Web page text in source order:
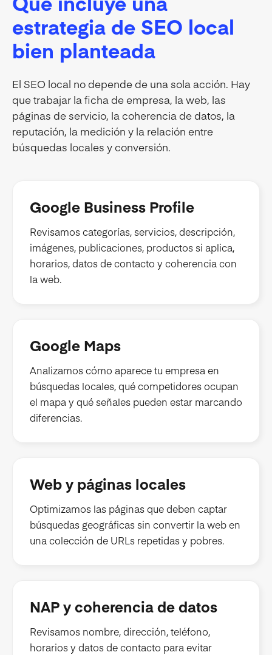
estrategia de SEO local
bien planteada
El SEO local no depende de una sola acción. Hay
que trabajar la ficha de empresa, la web, las
páginas de servicio, la coherencia de datos, la
reputación, la medición y la relación entre
búsquedas locales y conversión.
Google Business Profile
Revisamos categorías, servicios, descripción,
imágenes, publicaciones, productos si aplica,
horarios, datos de contacto y coherencia con
la web.
Google Maps
Analizamos cómo aparece tu empresa en
búsquedas locales, qué competidores ocupan
el mapa y qué señales pueden estar marcando
diferencias.
Web y páginas locales
Optimizamos las páginas que deben captar
búsquedas geográficas sin convertir la web en
una colección de URLs repetidas y pobres.
NAP y coherencia de datos
Revisamos nombre, dirección, teléfono,
horarios y datos de contacto para evitar